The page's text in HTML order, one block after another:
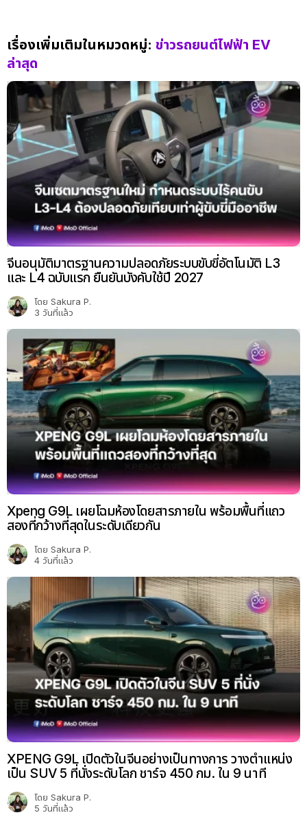
เรื่องเพิ่มเติมในหมวดหมู่: ข่าวรถยนต์ไฟฟ้า EV
ล่าสุด
จีนอนุมัติมาตรฐานความปลอดภัยระบบขับขี่อัตโนมัติ L3
และ L4 ฉบับแรก ยืนยันบังคับใช้ปี 2027
โดย Sakura P.
3 วันที่แล้ว
Xpeng G9L เผยโฉมห้องโดยสารภายใน พร้อมพื้นที่แถว
สองที่กว้างที่สุดในระดับเดียวกัน
โดย Sakura P.
4 วันที่แล้ว
XPENG G9L เปิดตัวในจีนอย่างเป็นทางการ วางตำแหน่ง
เป็น SUV 5 ที่นั่งระดับโลก ชาร์จ 450 กม. ใน 9 นาที
โดย Sakura P.
5 วันที่แล้ว